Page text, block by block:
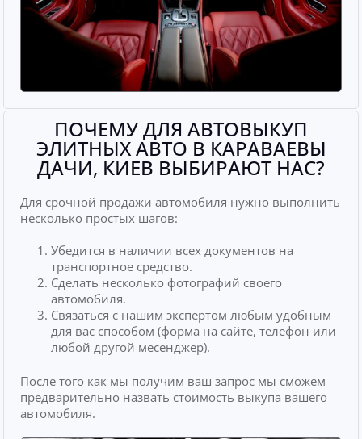
ПОЧЕМУ ДЛЯ АВТОВЫКУП
ЭЛИТНЫХ АВТО В КАРАВАЕВЫ
ДАЧИ, КИЕВ ВЫБИРАЮТ НАС?
Для срочной продажи автомобиля нужно выполнить
несколько простых шагов:
Убедится в наличии всех документов на
транспортное средство.
Сделать несколько фотографий своего
автомобиля.
Связаться с нашим экспертом любым удобным
для вас способом (форма на сайте, телефон или
любой другой месенджер).
После того как мы получим ваш запрос мы сможем
предварительно назвать стоимость выкупа вашего
автомобиля.